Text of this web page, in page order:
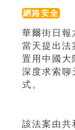
網路安全
華爾街日報
當天提出法
置用中國大
深度求索
式。
該法案由共